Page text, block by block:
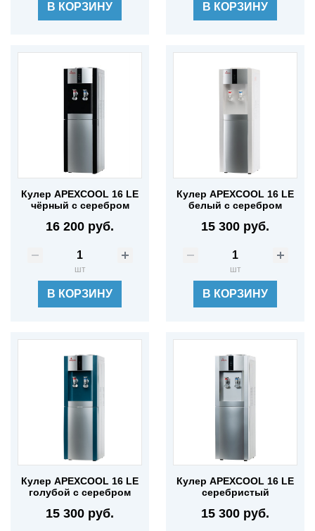
В КОРЗИНУ В КОРЗИНУ
Кулер APEXCOOL 16 LE
чёрный с серебром
16 200 руб.
шт
В КОРЗИНУ
Кулер APEXCOOL 16 LE
белый с серебром
15 300 руб.
шт
В КОРЗИНУ
Кулер APEXCOOL 16 LE
голубой с серебром
15 300 руб.
Кулер APEXCOOL 16 LE
серебристый
15 300 руб.